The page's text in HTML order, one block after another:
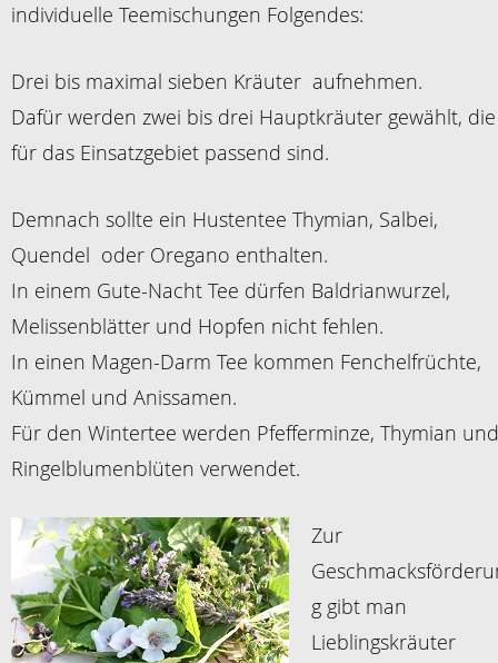
individuelle Teemischungen Folgendes:
Drei bis maximal sieben Kräuter aufnehmen.
Dafür werden zwei bis drei Hauptkräuter gewählt, die
für das Einsatzgebiet passend sind.
Demnach sollte ein Hustentee Thymian, Salbei,
Quendel oder Oregano enthalten.
In einem Gute-Nacht Tee dürfen Baldrianwurzel,
Melissenblätter und Hopfen nicht fehlen.
In einen Magen-Darm Tee kommen Fenchelfrüchte,
Kümmel und Anissamen.
Für den Wintertee werden Pfefferminze, Thymian und
Ringelblumenblüten verwendet.
Zur
g gibt man
Lieblingskräuter